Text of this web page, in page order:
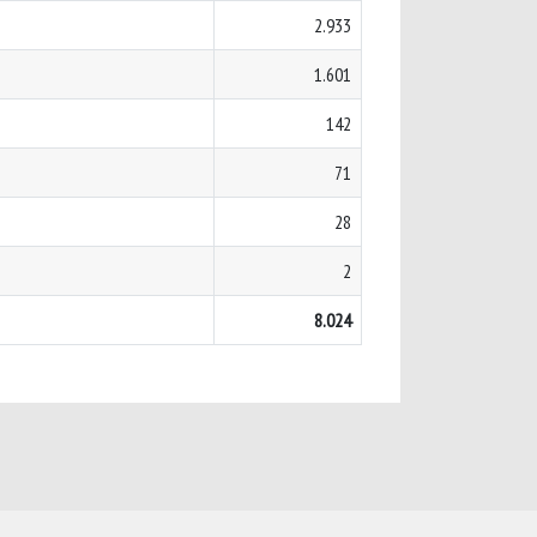
2.933
1.601
142
71
28
2
8.024